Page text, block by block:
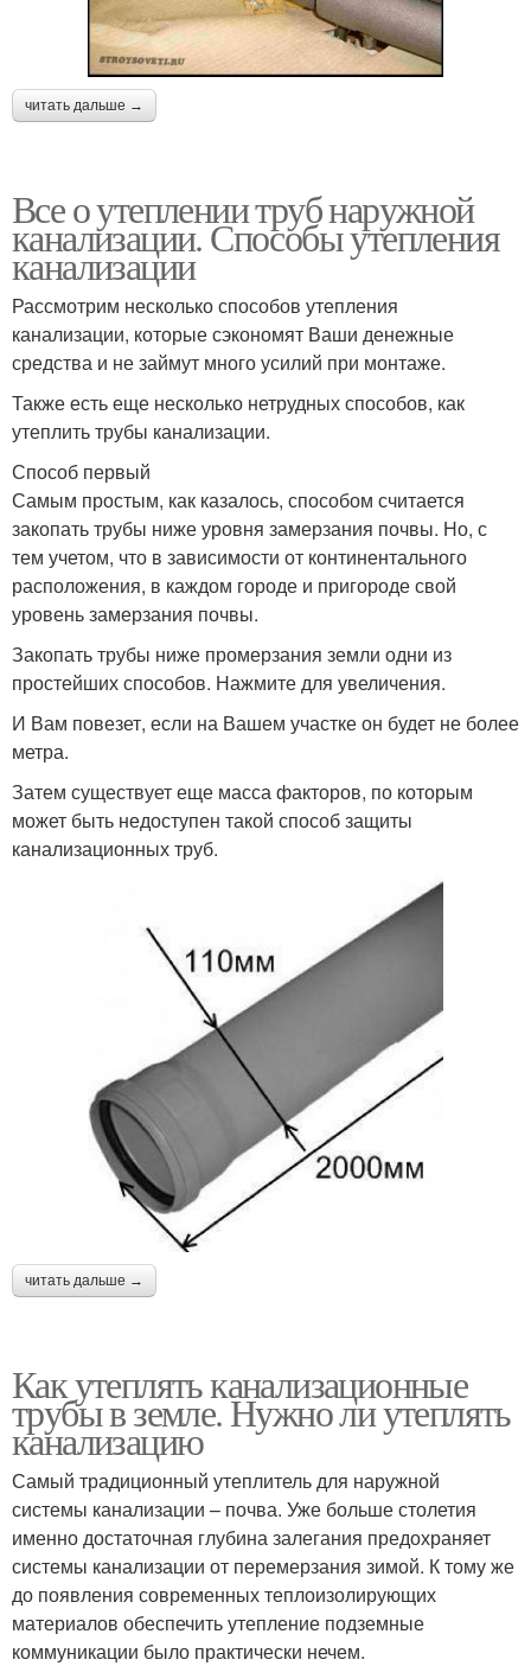
читать дальше →
Все о утеплении труб наружной
канализации. Способы утепления
канализации
Рассмотрим несколько способов утепления
канализации, которые сэкономят Ваши денежные
средства и не займут много усилий при монтаже.
Также есть еще несколько нетрудных способов, как
утеплить трубы канализации.
Способ первый
Самым простым, как казалось, способом считается
закопать трубы ниже уровня замерзания почвы. Но, с
тем учетом, что в зависимости от континентального
расположения, в каждом городе и пригороде свой
уровень замерзания почвы.
Закопать трубы ниже промерзания земли одни из
простейших способов. Нажмите для увеличения.
И Вам повезет, если на Вашем участке он будет не более
метра.
Затем существует еще масса факторов, по которым
может быть недоступен такой способ защиты
канализационных труб.
читать дальше →
Как утеплять канализационные
трубы в земле. Нужно ли утеплять
канализацию
Самый традиционный утеплитель для наружной
системы канализации – почва. Уже больше столетия
именно достаточная глубина залегания предохраняет
системы канализации от перемерзания зимой. К тому же
до появления современных теплоизолирующих
материалов обеспечить утепление подземные
коммуникации было практически нечем.